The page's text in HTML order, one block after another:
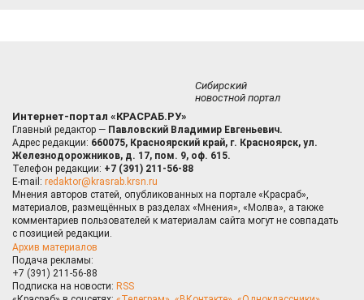
Сибирский
новостной портал
Интернет-портал «КРАСРАБ.РУ»
Главный редактор — Павловский Владимир Евгеньевич.
Адрес редакции: 660075, Красноярский край, г. Красноярск, ул.
Железнодорожников, д. 17, пом. 9, оф. 615.
Телефон редакции: +7 (391) 211-56-88
E-mail: redaktor@krasrab.krsn.ru
Мнения авторов статей, опубликованных на портале «Красраб»,
материалов, размещённых в разделах «Мнения», «Молва», а также
комментариев пользователей к материалам сайта могут не совпадать
с позицией редакции.
Архив материалов
Подача рекламы:
+7 (391) 211-56-88
Подписка на новости: RSS